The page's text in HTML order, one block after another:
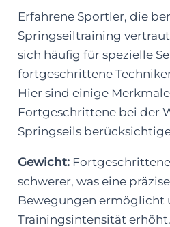
Erfahrene Sportler, die
Springseiltraining
sich häufig für spezielle
fortgeschrittene
Hier sind einige
Fortgeschrittene bei der
Springseils
Gewicht:
schwerer, was eine
Bewegungen ermöglicht
Trainingsintensität erhöht.